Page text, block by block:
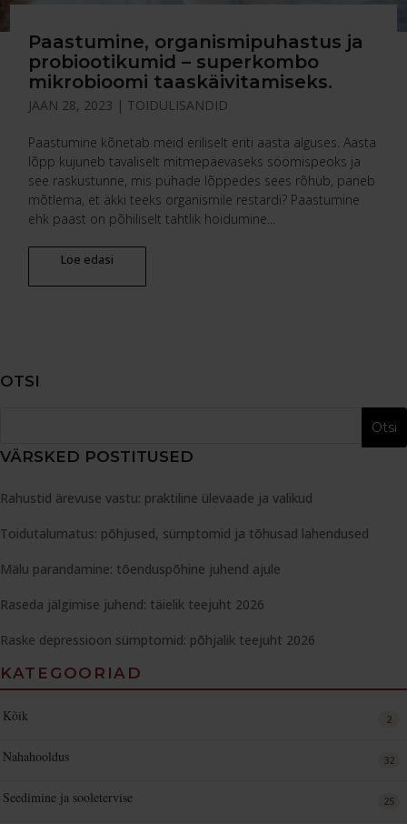
Paastumine, organismipuhastus ja
probiootikumid – superkombo
mikrobioomi taaskäivitamiseks.
JAAN 28, 2023 | TOIDULISANDID
Paastumine kõnetab meid eriliselt eriti aasta alguses. Aasta
lõpp kujuneb tavaliselt mitmepäevaseks söömispeoks ja
see raskustunne, mis pühade lõppedes sees rõhub, paneb
mõtlema, et äkki teeks organismile restardi? Paastumine
ehk paast on põhiliselt tahtlik hoidumine...
Loe edasi
OTSI
VÄRSKED POSTITUSED
Rahustid ärevuse vastu: praktiline ülevaade ja valikud
Toidutalumatus: põhjused, sümptomid ja tõhusad lahendused
Mälu parandamine: tõenduspõhine juhend ajule
Raseda jälgimise juhend: täielik teejuht 2026
Raske depressioon sümptomid: põhjalik teejuht 2026
KATEGOORIAD
Kõik 2
Nahahooldus 32
Seedimine ja sooletervise 25